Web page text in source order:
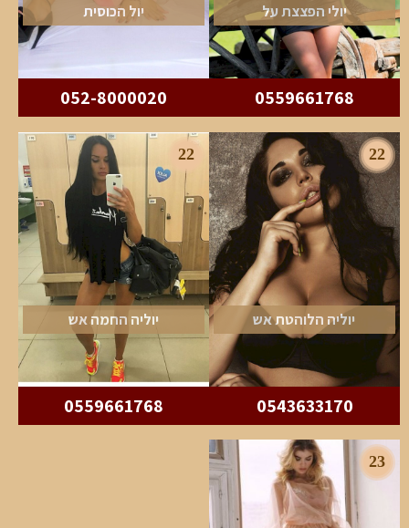
יולי הפצצת על
0559661768
יול הכוסית
052-8000020
22
יוליה הלוהטת אש
0543633170
22
יוליה החמה אש
0559661768
23